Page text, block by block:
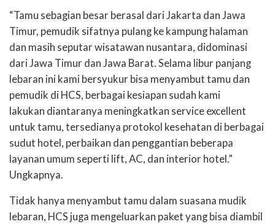
“Tamu sebagian besar berasal dari Jakarta dan Jawa
Timur, pemudik sifatnya pulang ke kampung halaman
dan masih seputar wisatawan nusantara, didominasi
dari Jawa Timur dan Jawa Barat. Selama libur panjang
lebaran ini kami bersyukur bisa menyambut tamu dan
pemudik di HCS, berbagai kesiapan sudah kami
lakukan diantaranya meningkatkan service excellent
untuk tamu, tersedianya protokol kesehatan di berbagai
sudut hotel, perbaikan dan penggantian beberapa
layanan umum seperti lift, AC, dan interior hotel.”
Ungkapnya.
Tidak hanya menyambut tamu dalam suasana mudik
lebaran, HCS juga mengeluarkan paket yang bisa diambil